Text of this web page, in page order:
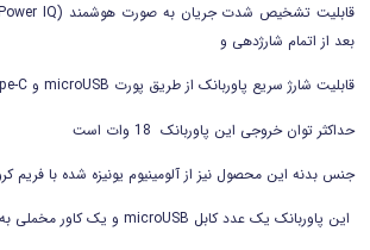
بعد از اتمام شارژدهی و
قابلیت شارژ سریع پاوربانک از طریق پورت microUSB و Type-C را دارا می باشد
حداکثر توان خروجی این پاوربانک 18 وات است
جنس بدنه این محصول نیز از آلومینیوم یونیزه شده با فریم
این پاوربانک یک عدد کابل microUSB و یک کاور مخملی به همراه خود دارد